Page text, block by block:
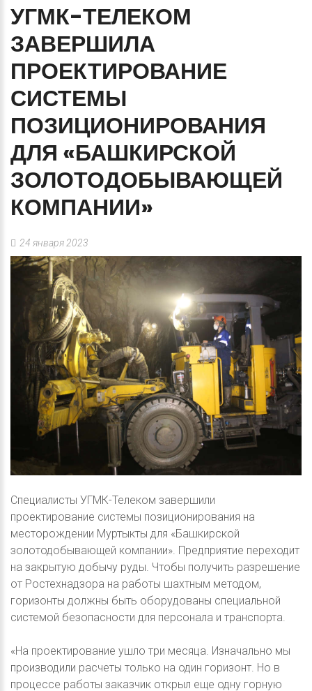
УГМК-ТЕЛЕКОМ
ЗАВЕРШИЛА
ПРОЕКТИРОВАНИЕ
СИСТЕМЫ
ПОЗИЦИОНИРОВАНИЯ
ДЛЯ «БАШКИРСКОЙ
ЗОЛОТОДОБЫВАЮЩЕЙ
КОМПАНИИ»
24 января 2023
Специалисты УГМК-Телеком завершили
проектирование системы позиционирования на
месторождении Муртыкты для «Башкирской
золотодобывающей компании». Предприятие переходит
на закрытую добычу руды. Чтобы получить разрешение
от Ростехнадзора на работы шахтным методом,
горизонты должны быть оборудованы специальной
системой безопасности для персонала и транспорта.
«На проектирование ушло три месяца. Изначально мы
производили расчеты только на один горизонт. Но в
процессе работы заказчик открыл еще одну горную